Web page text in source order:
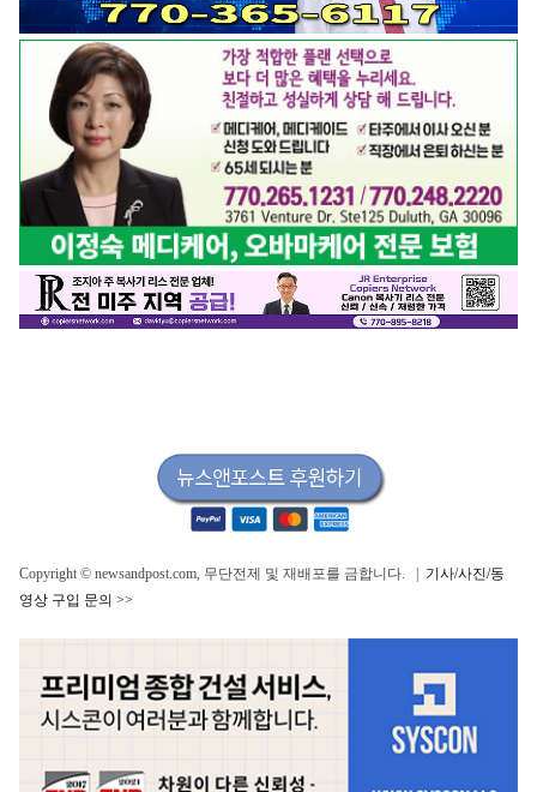
Copyright © newsandpost.com, 무단전제 및 재배포를 금합니다. | 기사/사진/동
영상 구입 문의 >>